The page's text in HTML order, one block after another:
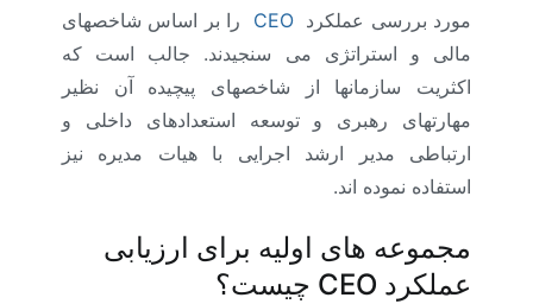
مورد بررسی عملکرد CEO
را بر اساس شاخصهای
مالی و استراتژی می سنجیدند. جالب است که
اکثریت سازمانها از شاخصهای پیچیده آن نظیر
مهارتهای رهبری و توسعه استعدادهای داخلی و
ارتباطی مدیر ارشد اجرایی با هیات مدیره نیز
استفاده نموده اند.
مجموعه های اولیه برای ارزیابی
عملکرد CEO چیست؟